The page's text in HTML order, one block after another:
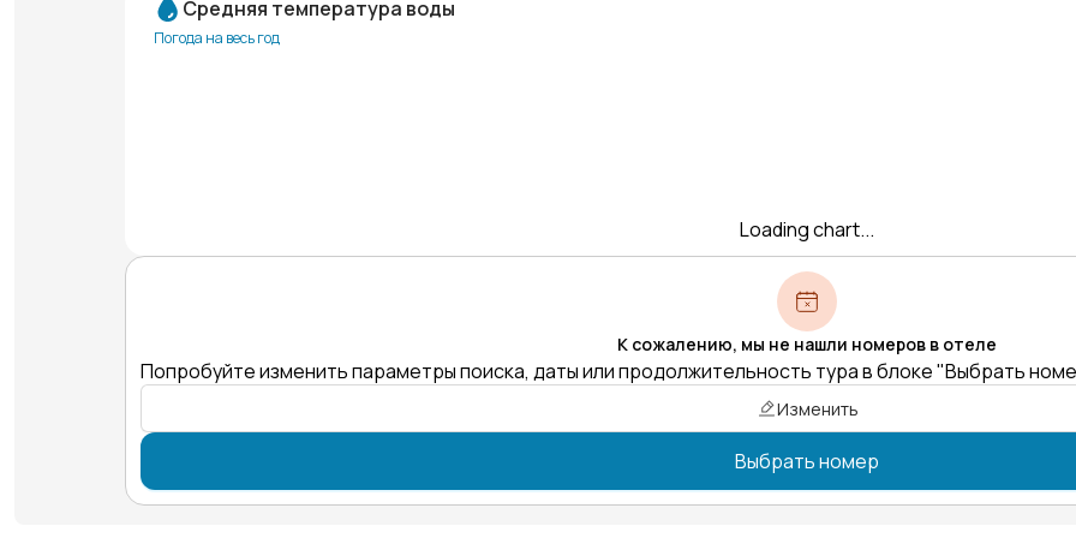
Средняя температура воды
Погода на весь год
Loading chart...
К сожалению, мы не нашли номеров в отеле
Попробуйте изменить параметры поиска, даты или продолжительность тура в блоке "Выбрать
Изменить
Выбрать номер